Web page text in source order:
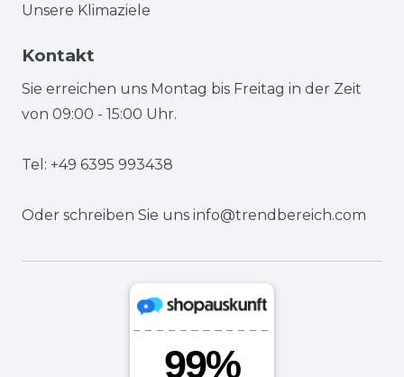
Unsere Klimaziele
Kontakt
Sie erreichen uns Montag bis Freitag in der Zeit
von 09:00 - 15:00 Uhr.
Tel: +49 6395 993438
Oder schreiben Sie uns info@trendbereich.com